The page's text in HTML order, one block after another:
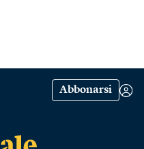
Abbonarsi